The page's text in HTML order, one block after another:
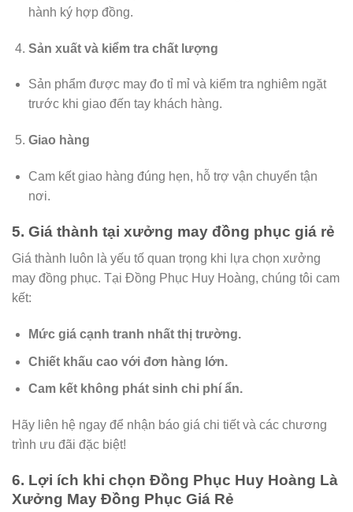
hành ký hợp đồng.
Sản xuất và kiểm tra chất lượng
Sản phẩm được may đo tỉ mỉ và kiểm tra nghiêm ngặt
trước khi giao đến tay khách hàng.
Giao hàng
Cam kết giao hàng đúng hẹn, hỗ trợ vận chuyển tận
nơi.
5. Giá thành tại xưởng may đồng phục giá rẻ
Giá thành luôn là yếu tố quan trọng khi lựa chọn xưởng
may đồng phục. Tại Đồng Phục Huy Hoàng, chúng tôi cam
kết:
Mức giá cạnh tranh nhất thị trường.
Chiết khấu cao với đơn hàng lớn.
Cam kết không phát sinh chi phí ẩn.
Hãy liên hệ ngay để nhận báo giá chi tiết và các chương
trình ưu đãi đặc biệt!
6. Lợi ích khi chọn Đồng Phục Huy Hoàng Là
Xưởng May Đồng Phục Giá Rẻ